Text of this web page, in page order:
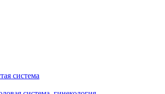
система